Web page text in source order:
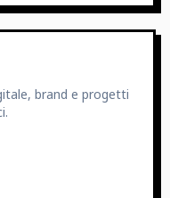
brand e progetti